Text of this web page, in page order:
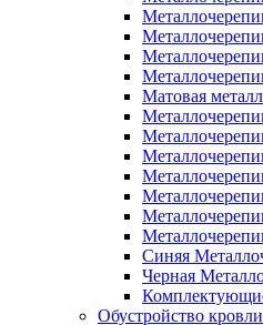
Матовая
Синяя
Черная
Обустройство кровли